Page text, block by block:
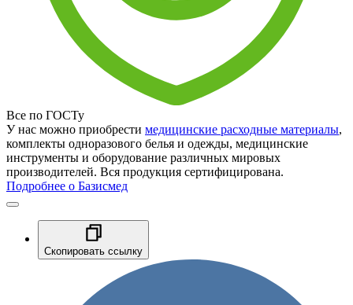
Все по ГОСТу
У нас можно приобрести медицинские расходные материалы,
комплекты одноразового белья и одежды, медицинские
инструменты и оборудование различных мировых
производителей. Вся продукция сертифицирована.
Подробнее о Базисмед
Скопировать ссылку